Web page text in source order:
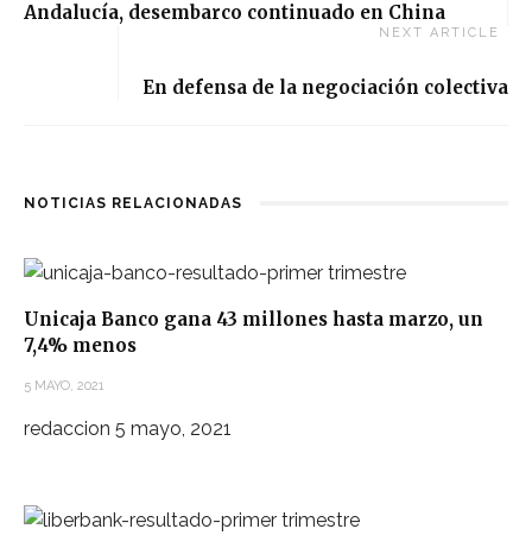
Andalucía, desembarco continuado en China
NEXT ARTICLE
En defensa de la negociación colectiva
NOTICIAS RELACIONADAS
Unicaja Banco gana 43 millones hasta marzo, un
7,4% menos
5 MAYO, 2021
redaccion 5 mayo, 2021